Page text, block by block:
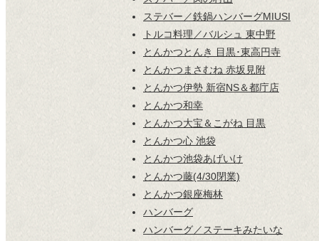
ステバー／鉄鍋ハンバーグMIUSI
トルコ料理／バルシュ 東中野
とんかつとんき 目黒･東高円寺
とんかつまさむね 赤坂見附
とんかつ伊勢 新宿NS＆都庁店
とんかつ和幸
とんかつ大宝＆こがね 目黒
とんかつ心 池袋
とんかつ池袋あげいけ
とんかつ藤(4/30閉業)
とんかつ銀座梅林
ハンバーグ
ハンバーグ／ステーキみたいな